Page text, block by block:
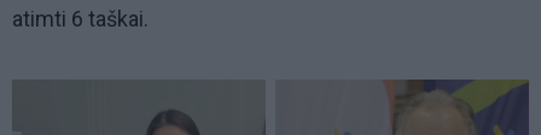
atimti 6 taškai.